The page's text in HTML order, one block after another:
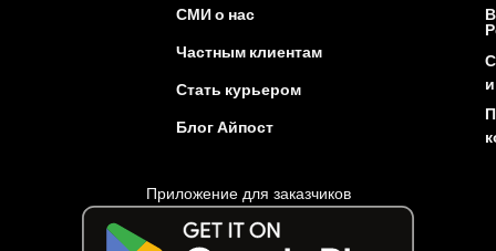
СМИ о нас
Частным клиентам
Стать курьером
Блог Айпост
Приложение для заказчиков